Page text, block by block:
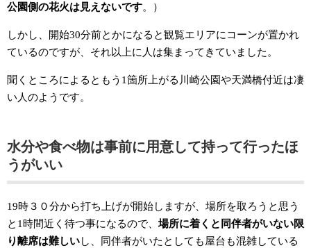
公園側の花火は見えないです。）
しかし、開始30分前とかになると観覧エリアにコーンが置かれ
ているのですが、それ以上に人は集まってきていました。
聞くところによるともう1箇所上がる川崎公園や天満橋付近は凄
い人のようです。
水分や食べ物は事前に用意して持って行ったほ
うがいい
19時３０分から打ち上げが開始しますが、場所を取ろうと思う
と1時間近く待つ事になるので、場所に着くと同伴者がいない限
り離席は難しいし、同伴者がいたとしても屋台も混雑している